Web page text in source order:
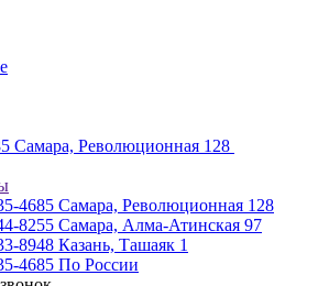
Самара, Революционная 128
4685 Самара, Революционная 128
8255 Самара, Алма-Атинская 97
8948 Казань, Ташаяк 1
4685 По России